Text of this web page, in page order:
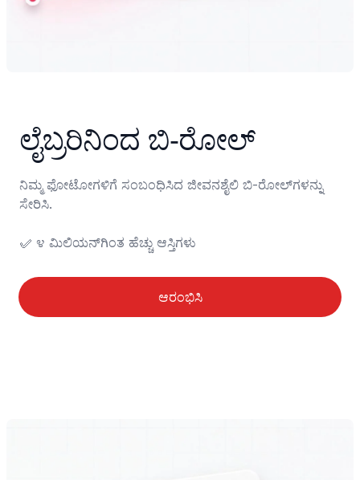
ಲೈಬ್ರರಿ‌ನಿಂದ ಬಿ‑ರೋಲ್
ನಿಮ್ಮ ಫೋಟೋಗಳಿಗೆ ಸಂಬಂಧಿಸಿದ ಜೀವನಶೈಲಿ ಬಿ-ರೋಲ್‌ಗಳನ್ನು
ಸೇರಿಸಿ.
✅ ೪ ಮಿಲಿಯನ್‌ಗಿಂತ ಹೆಚ್ಚು ಆಸ್ತಿಗಳು
ಆರಂಭಿಸಿ